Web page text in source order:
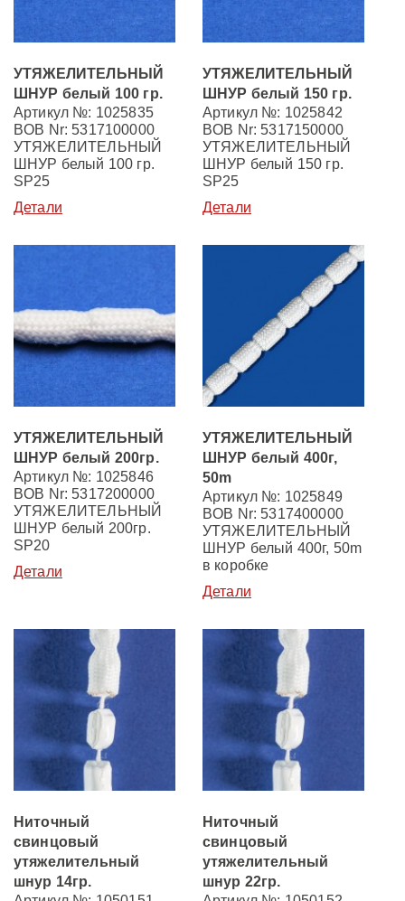
УТЯЖЕЛИТЕЛЬНЫЙ
ШНУР белый 100 гр.
Артикул №: 1025835
BOB Nr: 5317100000
УТЯЖЕЛИТЕЛЬНЫЙ
ШНУР белый 100 гр.
SP25
Детали
УТЯЖЕЛИТЕЛЬНЫЙ
ШНУР белый 150 гр.
Артикул №: 1025842
BOB Nr: 5317150000
УТЯЖЕЛИТЕЛЬНЫЙ
ШНУР белый 150 гр.
SP25
Детали
УТЯЖЕЛИТЕЛЬНЫЙ
ШНУР белый 200гр.
Артикул №: 1025846
BOB Nr: 5317200000
УТЯЖЕЛИТЕЛЬНЫЙ
ШНУР белый 200гр.
SP20
Детали
УТЯЖЕЛИТЕЛЬНЫЙ
ШНУР белый 400г,
50m
Артикул №: 1025849
BOB Nr: 5317400000
УТЯЖЕЛИТЕЛЬНЫЙ
ШНУР белый 400г, 50m
в коробке
Детали
Ниточный
свинцовый
утяжелительный
шнур 14гр.
Ниточный
свинцовый
утяжелительный
шнур 22гр.